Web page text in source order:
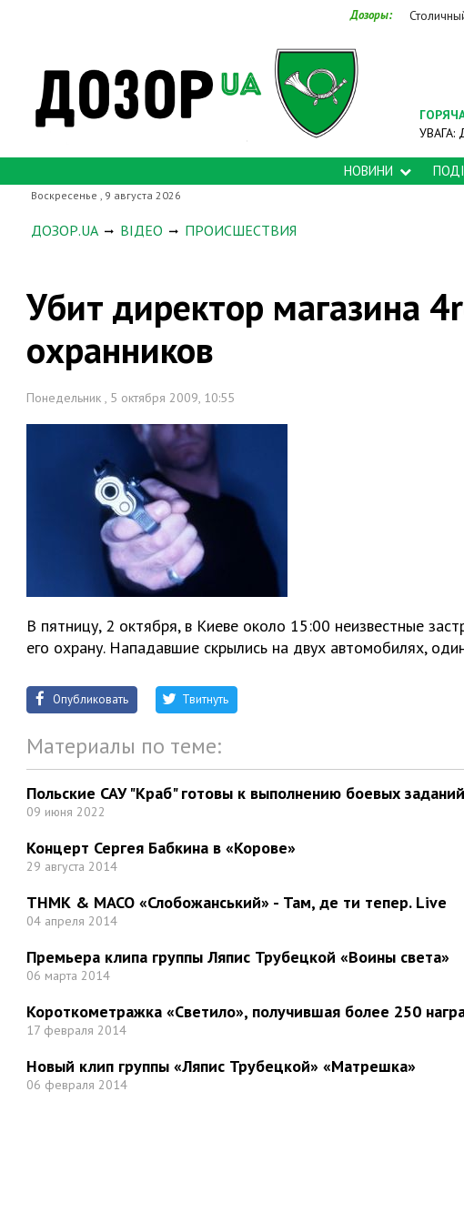
Дозоры:
УВАГА:
НОВИНИ
Воскресенье , 9 августа 2026
ДОЗОР.UA ВІДЕО ПРОИСШЕСТВИЯ
Убит директор магазина
охранников
Понедельник , 5 октября 2009, 10:55
В пятницу, 2 октября, в Киеве около 15:00 неизвестные
его охрану. Нападавшие скрылись на двух автомобилях,
Опубликовать Твитнуть
Материалы по теме:
Польские САУ "Краб" готовы к выполнению боевых
09 июня 2022
Концерт Сергея Бабкина в «Корове»
29 августа 2014
ТНМК & МАСО «Слобожанський» - Там, де ти тепер. Live
04 апреля 2014
Премьера клипа группы Ляпис Трубецкой «Воины света»
06 марта 2014
Короткометражка «Светило», получившая более 250
17 февраля 2014
Новый клип группы «Ляпис Трубецкой» «Матрешка»
06 февраля 2014